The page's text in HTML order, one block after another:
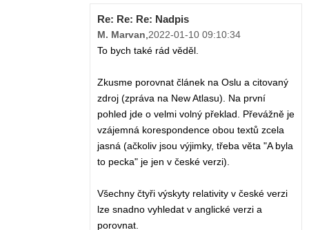
Re: Re: Re: Nadpis
M. Marvan,2022-01-10 09:10:34
To bych také rád věděl.
Zkusme porovnat článek na Oslu a citovaný
zdroj (zpráva na New Atlasu). Na první
pohled jde o velmi volný překlad. Převážně je
vzájemná korespondence obou textů zcela
jasná (ačkoliv jsou výjimky, třeba věta "A byla
to pecka" je jen v české verzi).
Všechny čtyři výskyty relativity v české verzi
lze snadno vyhledat v anglické verzi a
porovnat.